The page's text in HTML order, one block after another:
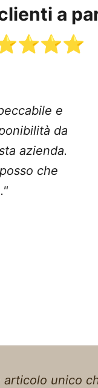
a
e
da
azienda.
che
unico